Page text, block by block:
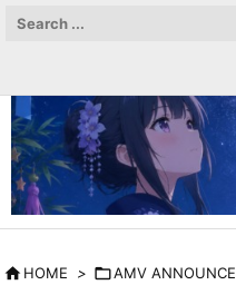
HOME > AMV ANNOUNCE